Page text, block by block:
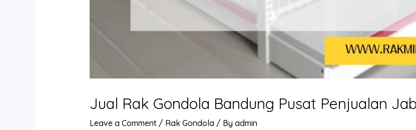
Jual Rak Gondola Bandung Pusat Penjualan
Leave a Comment / Rak Gondola / By admin